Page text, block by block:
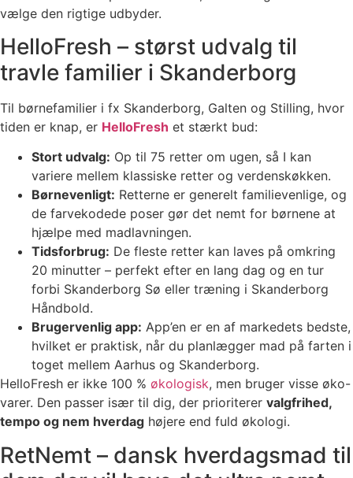
vælge den rigtige udbyder.
HelloFresh – størst udvalg til
travle familier i Skanderborg
Til børnefamilier i fx Skanderborg, Galten og Stilling, hvor
tiden er knap, er HelloFresh et stærkt bud:
Stort udvalg: Op til 75 retter om ugen, så I kan
variere mellem klassiske retter og verdenskøkken.
Børnevenligt: Retterne er generelt familievenlige, og
de farvekodede poser gør det nemt for børnene at
hjælpe med madlavningen.
Tidsforbrug: De fleste retter kan laves på omkring
20 minutter – perfekt efter en lang dag og en tur
forbi Skanderborg Sø eller træning i Skanderborg
Håndbold.
Brugervenlig app: App’en er en af markedets bedste,
hvilket er praktisk, når du planlægger mad på farten i
toget mellem Aarhus og Skanderborg.
HelloFresh er ikke 100 % økologisk, men bruger visse øko-
varer. Den passer især til dig, der prioriterer valgfrihed,
tempo og nem hverdag højere end fuld økologi.
RetNemt – dansk hverdagsmad til